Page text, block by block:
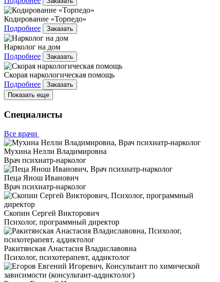
Кодирование «Торпедо»
Подробнее
Заказать
Нарколог на дом
Подробнее
Заказать
Скорая наркологическая помощь
Подробнее
Заказать
Показать еще
Специалисты
Все врачи
Мухина Нелли Владимировна
Врач психиатр-нарколог
Пеца Янош Иванович
Врач психиатр-нарколог
Скопин Сергей Викторович
Психолог, программный директор
Ракитянская Анастасия Владиславовна
Психолог, психотерапевт, аддиктолог